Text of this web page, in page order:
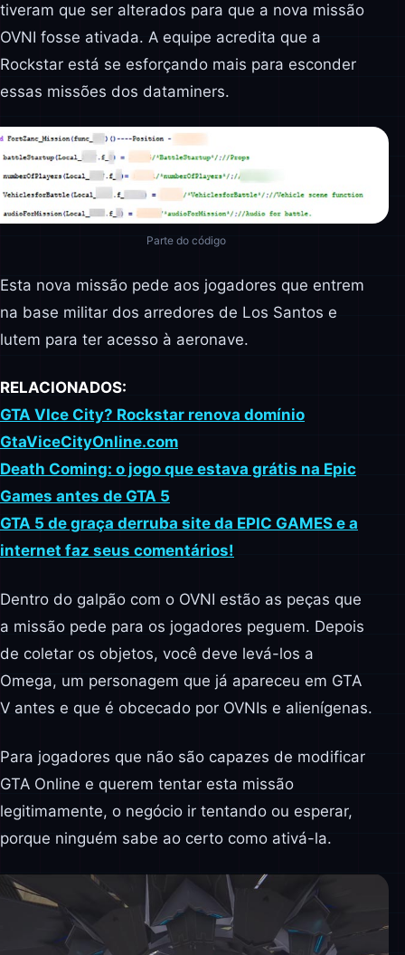
tiveram que ser alterados para que a nova missão
OVNI fosse ativada. A equipe acredita que a
Rockstar está se esforçando mais para esconder
essas missões dos dataminers.
Parte do código
Esta nova missão pede aos jogadores que entrem
na base militar dos arredores de Los Santos e
lutem para ter acesso à aeronave.
RELACIONADOS:
GTA VIce City? Rockstar renova domínio
GtaViceCityOnline.com
Death Coming: o jogo que estava grátis na Epic
Games antes de GTA 5
GTA 5 de graça derruba site da EPIC GAMES e a
internet faz seus comentários!
Dentro do galpão com o OVNI estão as peças que
a missão pede para os jogadores peguem. Depois
de coletar os objetos, você deve levá-los a
Omega, um personagem que já apareceu em GTA
V antes e que é obcecado por OVNIs e alienígenas.
Para jogadores que não são capazes de modificar
GTA Online e querem tentar esta missão
legitimamente, o negócio ir tentando ou esperar,
porque ninguém sabe ao certo como ativá-la.